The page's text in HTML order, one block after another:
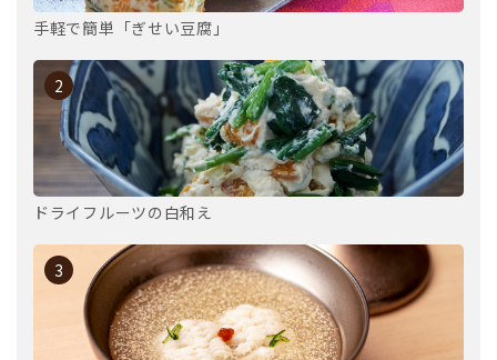
手軽で簡単「ぎせい豆腐」
2
ドライフルーツの白和え
3